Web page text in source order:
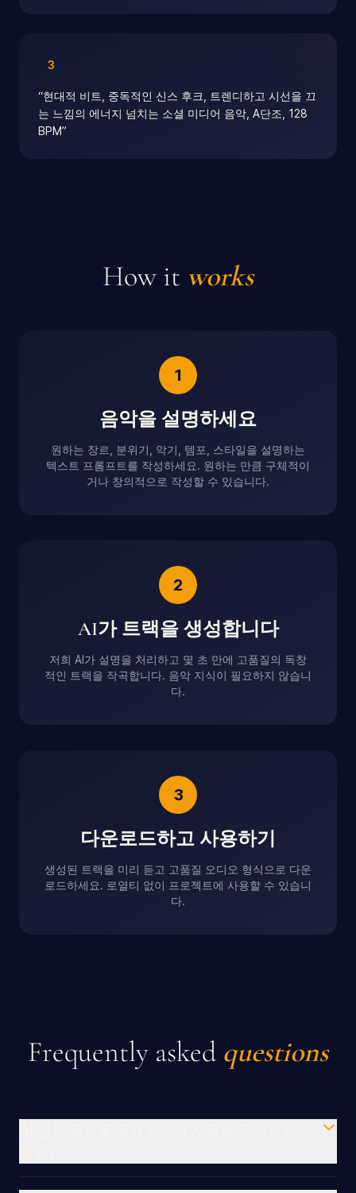
3
“현대적 비트, 중독적인 신스 후크, 트렌디하고 시선을 끄
는 느낌의 에너지 넘치는 소셜 미디어 음악, A단조, 128
BPM”
How it works
1
음악을 설명하세요
원하는 장르, 분위기, 악기, 템포, 스타일을 설명하는
텍스트 프롬프트를 작성하세요. 원하는 만큼 구체적이
거나 창의적으로 작성할 수 있습니다.
2
AI가 트랙을 생성합니다
저희 AI가 설명을 처리하고 몇 초 만에 고품질의 독창
적인 트랙을 작곡합니다. 음악 지식이 필요하지 않습니
다.
3
다운로드하고 사용하기
생성된 트랙을 미리 듣고 고품질 오디오 형식으로 다운
로드하세요. 로열티 없이 프로젝트에 사용할 수 있습니
다.
Frequently asked questions